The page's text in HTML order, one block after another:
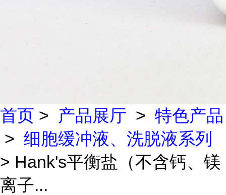
首页 > 产品展厅 > 特色产品
> 细胞缓冲液、洗脱液系列
> Hank's平衡盐（不含钙、镁
离子...